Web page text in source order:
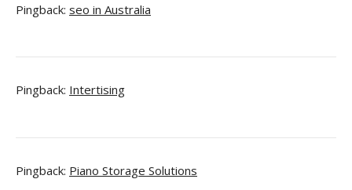
Pingback: seo in Australia
Pingback: Intertising
Pingback: Piano Storage Solutions